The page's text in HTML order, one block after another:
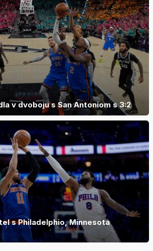
v dvoboju s San Antoniom s 3:2
s Philadelphio, Minnesota